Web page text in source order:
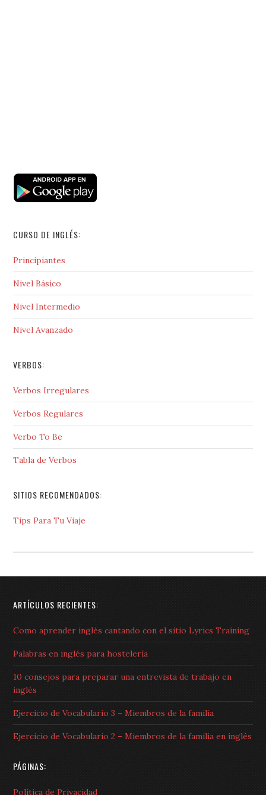
CURSO DE INGLÉS:
Principiantes
Nivel Básico
Nivel Intermedio
Nivel Avanzado
VERBOS:
Verbos Irregulares
Verbos Regulares
Verbo To Be
Tabla de Verbos
SITIOS RECOMENDADOS:
Tips Para Tu Viaje
ARTÍCULOS RECIENTES:
Como aprender inglés cantando con el sitio Lyrics Training
Palabras en inglés para hostelería
10 consejos para preparar una entrevista de trabajo en
inglés
Ejercicio de Vocabulario 3 – Miembros de la familia
Ejercicio de Vocabulario 2 – Miembros de la familia en inglés
PÁGINAS:
Política de Privacidad